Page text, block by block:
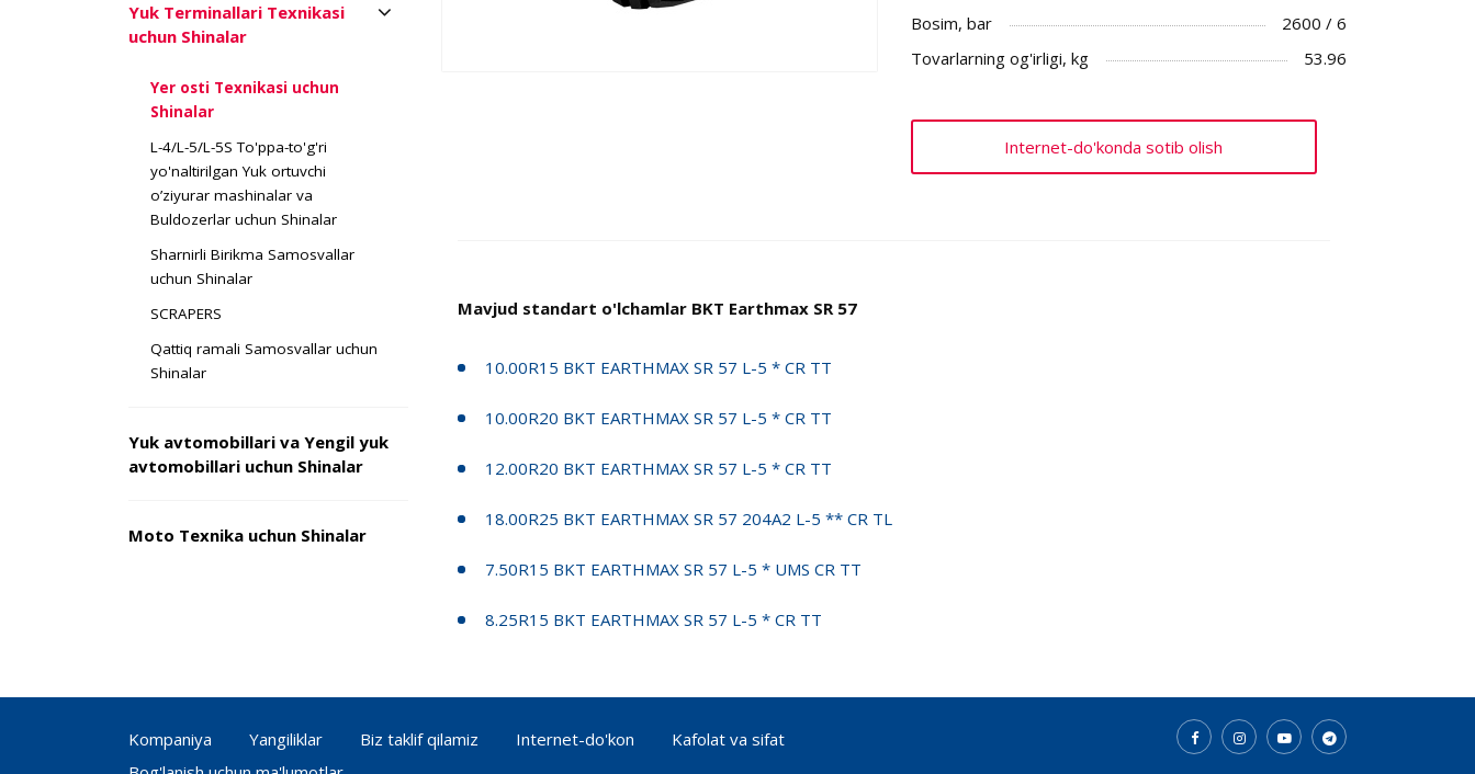
Yuk Terminallari Texnikasi
uchun Shinalar
Yer osti Texnikasi uchun
Shinalar
L-4/L-5/L-5S To'ppa-to'g'ri
yo'naltirilgan Yuk ortuvchi
o’ziyurar mashinalar va
Buldozerlar uchun Shinalar
Sharnirli Birikma Samosvallar
uchun Shinalar
SCRAPERS
Qattiq ramali Samosvallar uchun
Shinalar
Yuk avtomobillari va Yengil yuk
avtomobillari uchun Shinalar
Moto Texnika uchun Shinalar
Bosim, bar
2600 / 6
Tovarlarning og'irligi, kg
53.96
Internet-do'konda sotib olish
Mavjud standart o'lchamlar BKT Earthmax SR 57
10.00R15 BKT EARTHMAX SR 57 L-5 * CR TT
10.00R20 BKT EARTHMAX SR 57 L-5 * CR TT
12.00R20 BKT EARTHMAX SR 57 L-5 * CR TT
18.00R25 BKT EARTHMAX SR 57 204A2 L-5 ** CR TL
7.50R15 BKT EARTHMAX SR 57 L-5 * UMS CR TT
8.25R15 BKT EARTHMAX SR 57 L-5 * CR TT
Kompaniya Yangiliklar Biz taklif qilamiz Internet-do'kon
Kafolat va sifat